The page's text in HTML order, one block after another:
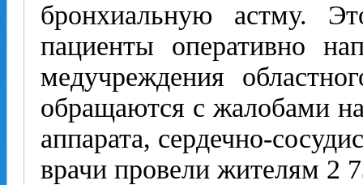
бронхиальную астму.
пациенты оперативно
медучреждения
обращаются с жалобами
аппарата, сердечно-
врачи провели жителям 2